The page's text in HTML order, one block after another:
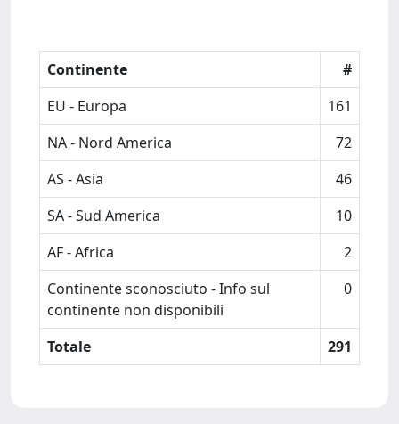
Continente
#
EU - Europa
161
NA - Nord America
72
AS - Asia
46
SA - Sud America
10
AF - Africa
2
Continente sconosciuto - Info sul
continente non disponibili
0
Totale 291